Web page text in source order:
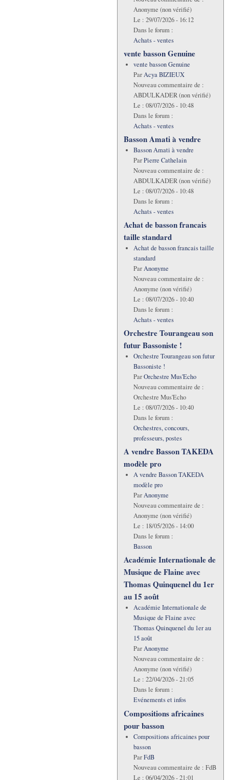
Anonyme (non vérifié)
Le : 29/07/2026 - 16:12
Dans le forum :
Achats - ventes
vente basson Genuine
vente basson Genuine
ParAcya BIZIEUX
Nouveau commentaire de :
ABDULKADER (non vérifié)
Le : 08/07/2026 - 10:48
Dans le forum :
Achats - ventes
Basson Amati à vendre
Basson Amati à vendre
ParPierre Cathelain
Nouveau commentaire de :
ABDULKADER (non vérifié)
Le : 08/07/2026 - 10:48
Dans le forum :
Achats - ventes
Achat de basson francais
taille standard
Achat de basson francais taille
standard
ParAnonyme
Nouveau commentaire de :
Anonyme (non vérifié)
Le : 08/07/2026 - 10:40
Dans le forum :
Achats - ventes
Orchestre Tourangeau son
futur Bassoniste !
Orchestre Tourangeau son futur
Bassoniste !
ParOrchestre Mus'Echo
Nouveau commentaire de :
Orchestre Mus'Echo
Le : 08/07/2026 - 10:40
Dans le forum :
Orchestres, concours,
professeurs, postes
A vendre Basson TAKEDA
modèle pro
A vendre Basson TAKEDA
modèle pro
ParAnonyme
Nouveau commentaire de :
Anonyme (non vérifié)
Le : 18/05/2026 - 14:00
Dans le forum :
Basson
Académie Internationale de
Musique de Flaine avec
Thomas Quinquenel du 1er
au 15 août
Académie Internationale de
Musique de Flaine avec
Thomas Quinquenel du 1er au
15 août
ParAnonyme
Nouveau commentaire de :
Anonyme (non vérifié)
Le : 22/04/2026 - 21:05
Dans le forum :
Evénements et infos
Compositions africaines
pour basson
Compositions africaines pour
basson
ParFdB
Nouveau commentaire de : FdB
Le : 06/04/2026 - 21:01